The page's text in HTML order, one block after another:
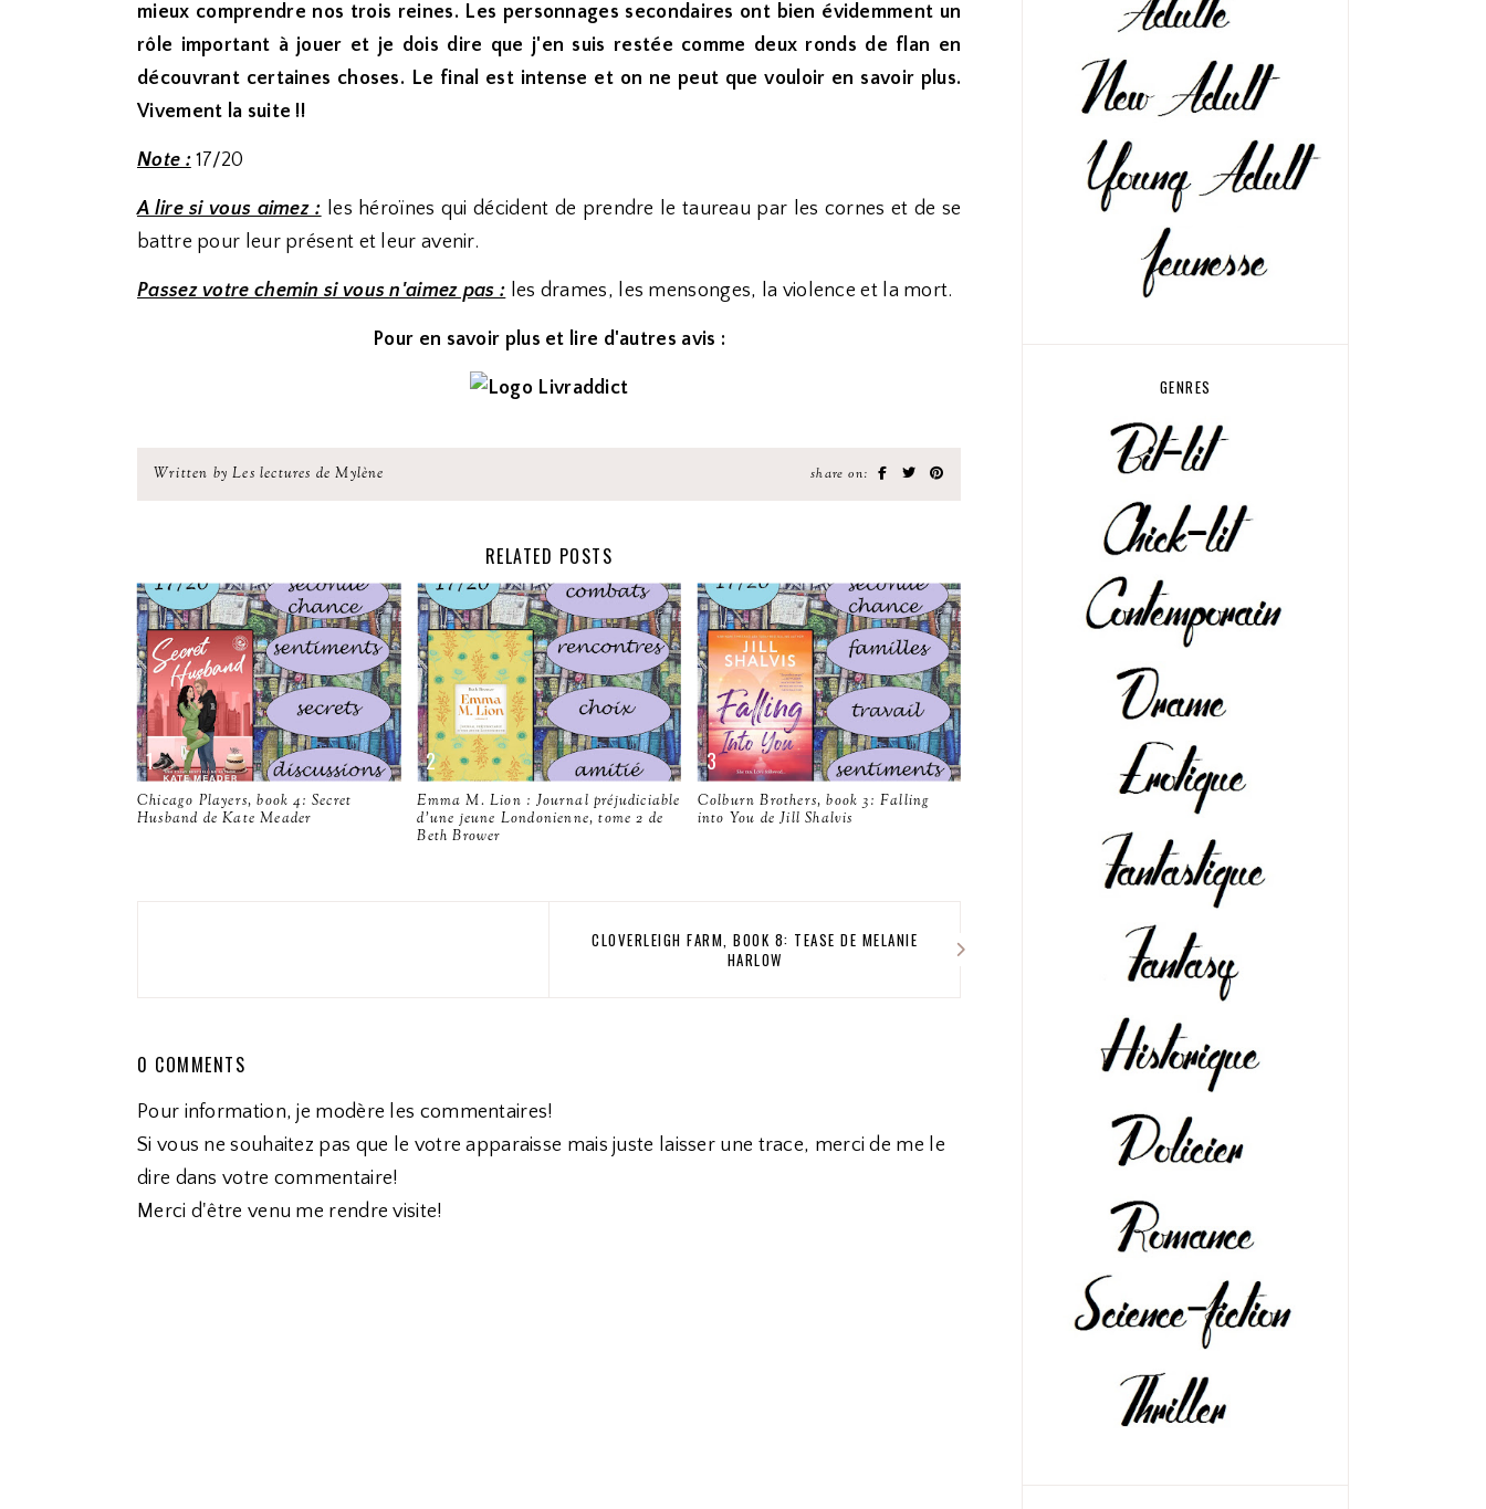
mieux comprendre nos trois reines. Les personnages secondaires ont bien évidemment un
rôle important à jouer et je dois dire que j'en suis restée comme deux ronds de flan en
découvrant certaines choses. Le final est intense et on ne peut que vouloir en savoir plus.
Vivement la suite !!
Note :17/20
A lire si vous aimez : les héroïnes qui décident de prendre le taureau par les cornes et de se
battre pour leur présent et leur avenir.
Passez votre chemin si vous n'aimez pas : les drames, les mensonges, la violence et la mort.
Pour en savoir plus et lire d'autres avis :
Written by Les lectures de Mylène share on:
RELATED POSTS
Chicago Players, book 4: Secret
Husband de Kate Meader
Emma M. Lion : Journal préjudiciable
d'une jeune Londonienne, tome 2 de
Beth Brower
Colburn Brothers, book 3: Falling
into You de Jill Shalvis
CLOVERLEIGH FARM, BOOK 8: TEASE DE MELANIE
HARLOW
0 COMMENTS
Pour information, je modère les commentaires!
Si vous ne souhaitez pas que le votre apparaisse mais juste laisser une trace, merci de me le
dire dans votre commentaire!
Merci d'être venu me rendre visite!
GENRES